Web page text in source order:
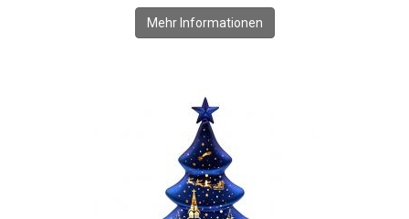
Mehr Informationen